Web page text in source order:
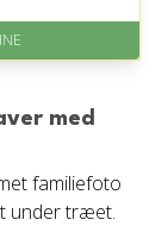
hverdage
med
familiefoto
under træet.